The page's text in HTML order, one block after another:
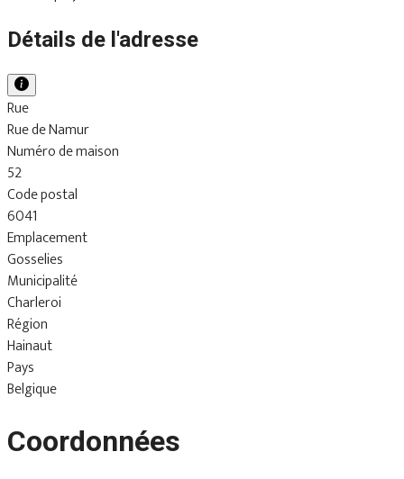
Détails de l'adresse
Rue
Rue de Namur
Numéro de maison
52
Code postal
6041
Emplacement
Gosselies
Municipalité
Charleroi
Région
Hainaut
Pays
Belgique
Coordonnées